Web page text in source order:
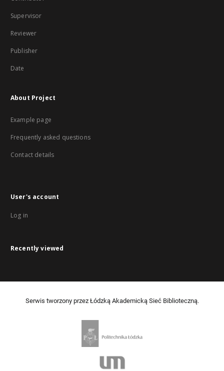
Supervisor
Reviewer
Publisher
Date
About Project
Example page
Frequently asked questions
Contact details
User's account
Log in
Recently viewed
Serwis tworzony przez Łódzką Akademicką Sieć Biblioteczną.